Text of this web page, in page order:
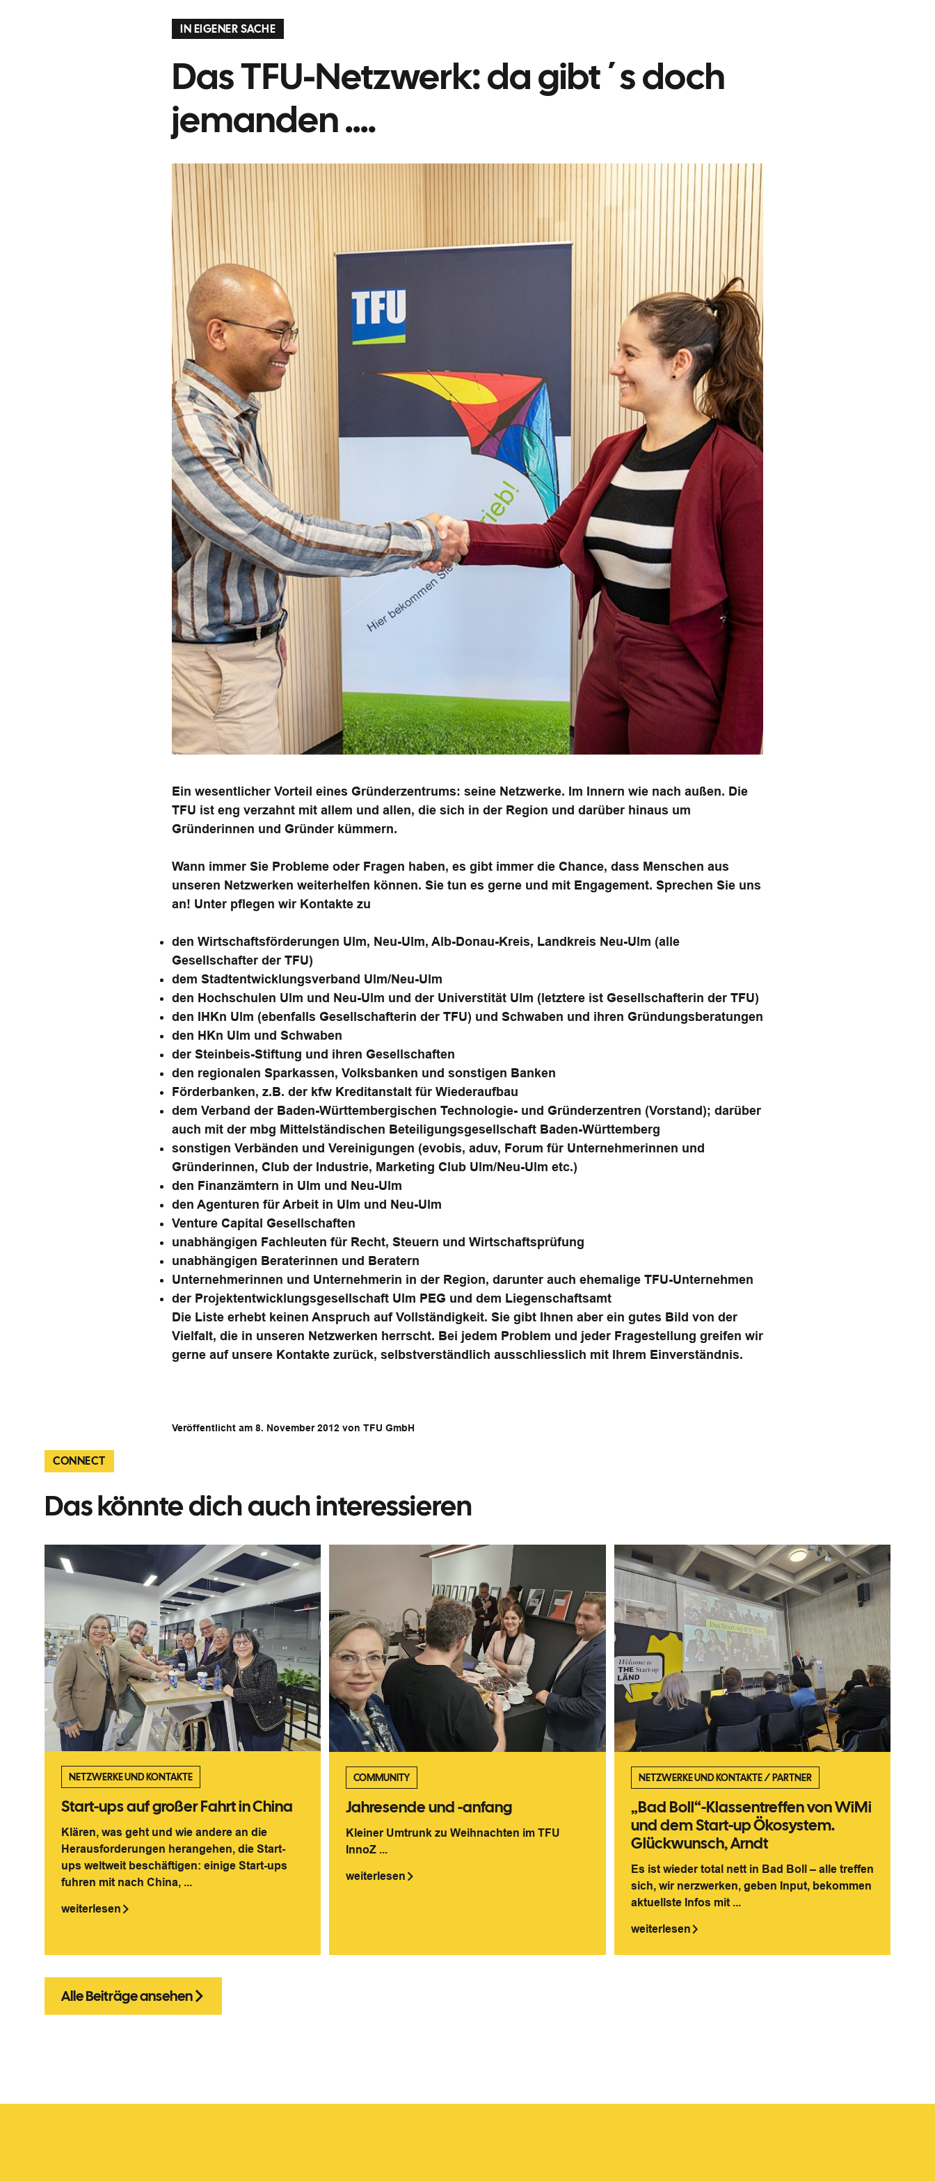
IN EIGENER SACHE
Das TFU-Netzwerk: da gibt´s doch
jemanden ….
Ein wesentlicher Vorteil eines Gründerzentrums: seine Netzwerke. Im Innern wie nach außen. Die
TFU ist eng verzahnt mit allem und allen, die sich in der Region und darüber hinaus um
Gründerinnen und Gründer kümmern.
Wann immer Sie Probleme oder Fragen haben, es gibt immer die Chance, dass Menschen aus
unseren Netzwerken weiterhelfen können. Sie tun es gerne und mit Engagement. Sprechen Sie uns
an! Unter pflegen wir Kontakte zu
den Wirtschaftsförderungen Ulm, Neu-Ulm, Alb-Donau-Kreis, Landkreis Neu-Ulm (alle
Gesellschafter der TFU)
dem Stadtentwicklungsverband Ulm/Neu-Ulm
den Hochschulen Ulm und Neu-Ulm und der Universtität Ulm (letztere ist Gesellschafterin der TFU)
den IHKn Ulm (ebenfalls Gesellschafterin der TFU) und Schwaben und ihren Gründungsberatungen
den HKn Ulm und Schwaben
der Steinbeis-Stiftung und ihren Gesellschaften
den regionalen Sparkassen, Volksbanken und sonstigen Banken
Förderbanken, z.B. der kfw Kreditanstalt für Wiederaufbau
dem Verband der Baden-Württembergischen Technologie- und Gründerzentren (Vorstand); darüber
auch mit der mbg Mittelständischen Beteiligungsgesellschaft Baden-Württemberg
sonstigen Verbänden und Vereinigungen (evobis, aduv, Forum für Unternehmerinnen und
Gründerinnen, Club der Industrie, Marketing Club Ulm/Neu-Ulm etc.)
den Finanzämtern in Ulm und Neu-Ulm
den Agenturen für Arbeit in Ulm und Neu-Ulm
Venture Capital Gesellschaften
unabhängigen Fachleuten für Recht, Steuern und Wirtschaftsprüfung
unabhängigen Beraterinnen und Beratern
Unternehmerinnen und Unternehmerin in der Region, darunter auch ehemalige TFU-Unternehmen
der Projektentwicklungsgesellschaft Ulm PEG und dem Liegenschaftsamt
Die Liste erhebt keinen Anspruch auf Vollständigkeit. Sie gibt Ihnen aber ein gutes Bild von der
Vielfalt, die in unseren Netzwerken herrscht. Bei jedem Problem und jeder Fragestellung greifen wir
gerne auf unsere Kontakte zurück, selbstverständlich ausschliesslich mit Ihrem Einverständnis.
Veröffentlicht am 8. November 2012 von TFU GmbH
CONNECT
Das könnte dich auch interessieren
NETZWERKE UND KONTAKTE
Start-ups auf großer Fahrt in China
Klären, was geht und wie andere an die
Herausforderungen herangehen, die Start-
ups weltweit beschäftigen: einige Start-ups
fuhren mit nach China, ...
weiterlesen
COMMUNITY
Jahresende und -anfang
Kleiner Umtrunk zu Weihnachten im TFU
InnoZ ...
weiterlesen
NETZWERKE UND KONTAKTE/PARTNER
„Bad Boll“-Klassentreffen von WiMi
und dem Start-up Ökosystem.
Glückwunsch, Arndt
Es ist wieder total nett in Bad Boll – alle treffen
sich, wir nerzwerken, geben Input, bekommen
aktuellste Infos mit ...
weiterlesen
Alle Beiträge ansehen